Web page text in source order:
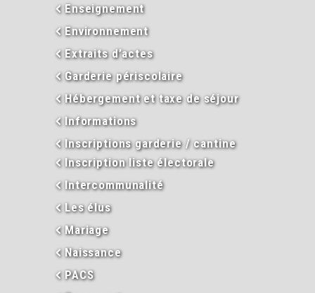
Enseignement
Environnement
Extraits d’actes
Garderie périscolaire
Hébergement et taxe de séjour
Informations
Inscriptions garderie / cantine
Inscription liste électorale
Intercommunalité
Les élus
Mariage
Naissance
PACS